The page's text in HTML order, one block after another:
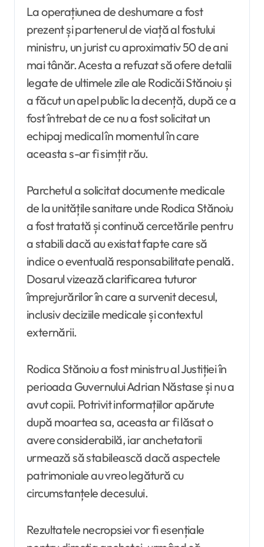
La operațiunea de deshumare a fost
prezent și partenerul de viață al fostului
ministru, un jurist cu aproximativ 50 de ani
mai tânăr. Acesta a refuzat să ofere detalii
legate de ultimele zile ale Rodicăi Stănoiu și
a făcut un apel public la decență, după ce a
fost întrebat de ce nu a fost solicitat un
echipaj medical în momentul în care
aceasta s-ar fi simțit rău.
Parchetul a solicitat documente medicale
de la unitățile sanitare unde Rodica Stănoiu
a fost tratată și continuă cercetările pentru
a stabili dacă au existat fapte care să
indice o eventuală responsabilitate penală.
Dosarul vizează clarificarea tuturor
împrejurărilor în care a survenit decesul,
inclusiv deciziile medicale și contextul
externării.
Rodica Stănoiu a fost ministru al Justiției în
perioada Guvernului Adrian Năstase și nu a
avut copii. Potrivit informațiilor apărute
după moartea sa, aceasta ar fi lăsat o
avere considerabilă, iar anchetatorii
urmează să stabilească dacă aspectele
patrimoniale au vreo legătură cu
circumstanțele decesului.
Rezultatele necropsiei vor fi esențiale